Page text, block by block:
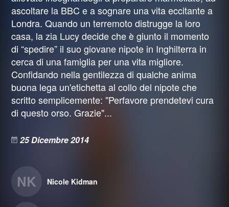
ascoltare la BBC e a sognare una vita eccitante a
Londra. Quando un terremoto distrugge la loro
casa, la zia Lucy decide che è giunto il momento
di “spedire” il suo giovane nipote in Inghilterra in
cerca di una famiglia per una vita migliore.
Confidando nella gentilezza di qualche anima
buona lega un'etichetta al collo del nipote che
scritto semplicemente: "Perfavore prendetevi cura
di questo orso. Grazie"...
25 Dicembre 2014
NK Nicole Kidman